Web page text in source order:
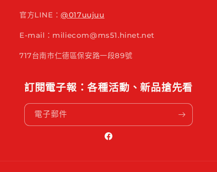
官方LINE：@017uujuu
E-mail：miliecom@ms51.hinet.net
717台南市仁德區保安路一段89號
訂閱電子報：各種活動、新品搶先看
電子郵件
Facebook